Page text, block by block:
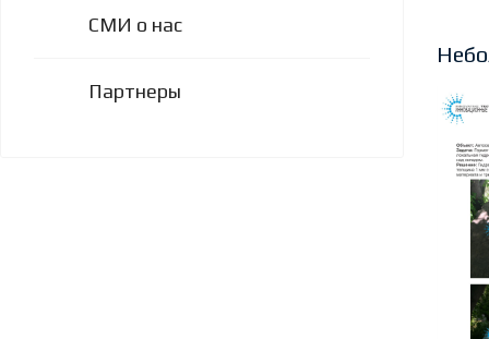
СМИ о нас
Партнеры